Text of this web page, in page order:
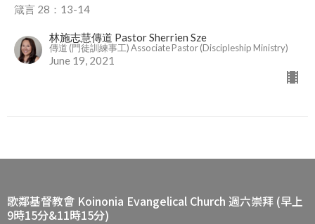
箴言 28：13-14
林施志慧傳道 Pastor Sherrien Sze
傳道 (門徒訓練事工) Associate Pastor (Discipleship Ministry)
June 19, 2021
歌鄰基督教會 Koinonia Evangelical Church 週六崇拜 (早上
9時15分&11時15分)